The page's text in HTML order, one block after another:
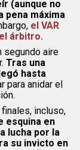
(aunque no
pena máxima
el VAR
árbitro.
segundo aire
Tras una
hasta
para anidar el
incluso,
esquina en
lucha por la
su invicto en